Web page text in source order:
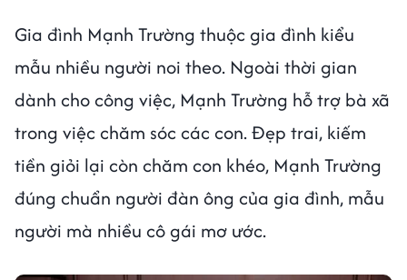
Gia đình Mạnh Trường thuộc gia đình kiểu
mẫu nhiều người noi theo. Ngoài thời gian
dành cho công việc, Mạnh Trường hỗ trợ bà xã
trong việc chăm sóc các con. Đẹp trai, kiếm
tiền giỏi lại còn chăm con khéo, Mạnh Trường
đúng chuẩn người đàn ông của gia đình, mẫu
người mà nhiều cô gái mơ ước.